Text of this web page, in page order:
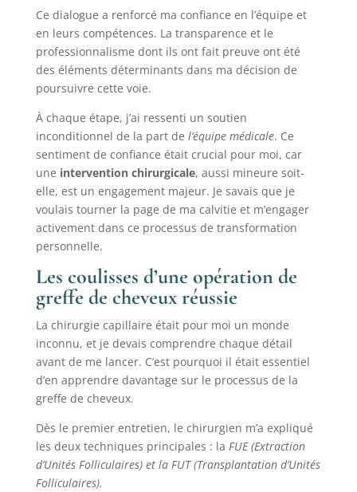
Ce dialogue a renforcé ma confiance en l’équipe et
en leurs compétences. La transparence et le
professionnalisme dont ils ont fait preuve ont été
des éléments déterminants dans ma décision de
poursuivre cette voie.
À chaque étape, j’ai ressenti un soutien
inconditionnel de la part de l’équipe médicale. Ce
sentiment de confiance était crucial pour moi, car
une intervention chirurgicale, aussi mineure soit-
elle, est un engagement majeur. Je savais que je
voulais tourner la page de ma calvitie et m’engager
activement dans ce processus de transformation
personnelle.
Les coulisses d’une opération de
greffe de cheveux réussie
La chirurgie capillaire était pour moi un monde
inconnu, et je devais comprendre chaque détail
avant de me lancer. C’est pourquoi il était essentiel
d’en apprendre davantage sur le processus de la
greffe de cheveux.
Dès le premier entretien, le chirurgien m’a expliqué
les deux techniques principales : la FUE (Extraction
d’Unités Folliculaires) et la FUT (Transplantation d’Unités
Folliculaires).